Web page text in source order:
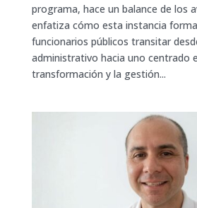
programa, hace un balance de los
enfatiza cómo esta instancia
funcionarios públicos transitar
administrativo hacia uno centrado
transformación y la gestión...